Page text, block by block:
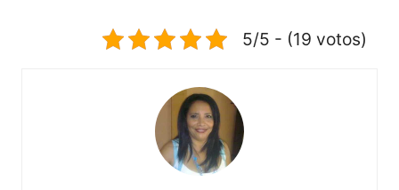
5/5 - (19 votos)